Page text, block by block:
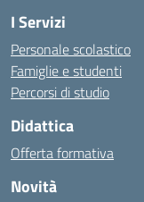
I Servizi
Personale scolastico
Famiglie e studenti
Percorsi di studio
Didattica
Offerta formativa
Novità